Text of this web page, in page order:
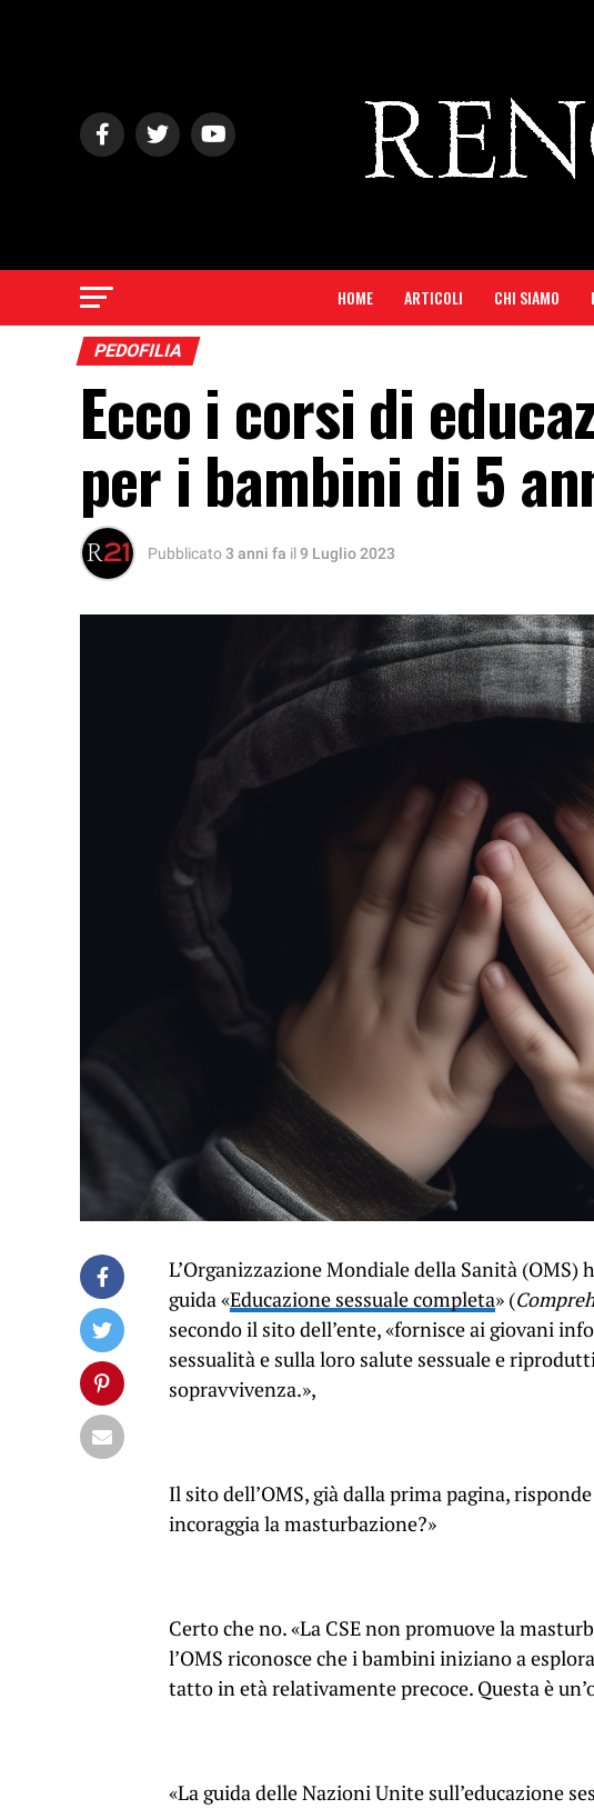
HOME ARTICOLI CHI SIAMO
PEDOFILIA
Ecco i corsi di
per i bambini di 5
Pubblicato3 anni fa il9 Luglio 2023
L’Organizzazione Mondiale della Sanità
guida «Educazione sessuale completa» (
secondo il sito dell’ente, «fornisce ai giovani
sessualità e sulla loro salute sessuale e
sopravvivenza.»,
Il sito dell’OMS, già dalla prima pagina,
incoraggia la masturbazione?»
Certo che no. «La CSE non promuove la
l’OMS riconosce che i bambini iniziano a
tatto in età relativamente precoce. Questa è
«La guida delle Nazioni Unite sull’educazione